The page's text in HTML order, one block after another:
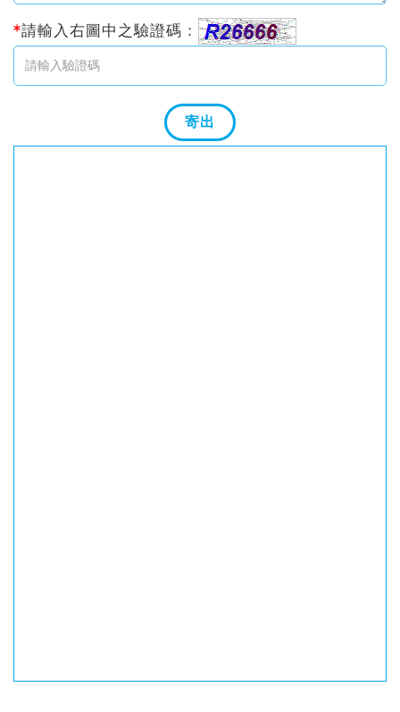
*請輸入右圖中之驗證碼 :